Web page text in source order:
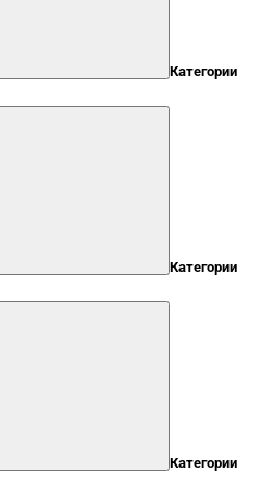
Категории
Категории
Категории